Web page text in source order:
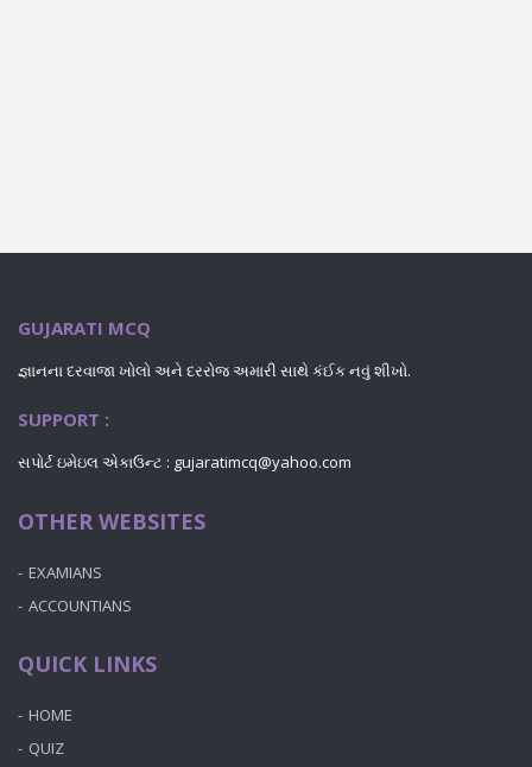
GUJARATI MCQ
જ્ઞાનના દરવાજા ખોલો અને દરરોજ અમારી સાથે કંઈક નવું શીખો.
SUPPORT :
સપોર્ટ ઇમેઇલ એકાઉન્ટ : gujaratimcq@yahoo.com
OTHER WEBSITES
EXAMIANS
ACCOUNTIANS
QUICK LINKS
HOME
QUIZ